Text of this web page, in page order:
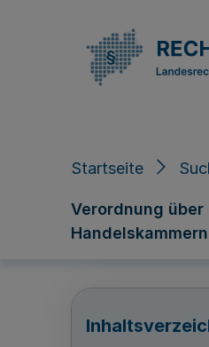
Startseite
Verordnung
Handelskammern